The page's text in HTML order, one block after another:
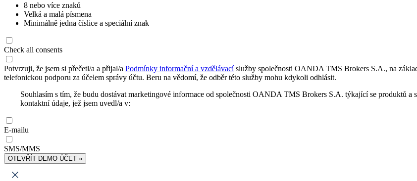
8 nebo více znaků
Velká a malá písmena
Minimálně jedna číslice a speciální znak
Check all consents
Potvrzuji, že jsem si přečetl/a a přijal/a Podmínky informační a vzdělávacíslužby společnosti OANDA TMS Brokers S.A., na
telefonickou podporu za účelem správy účtu. Beru na vědomí, že odběr této služby mohu kdykoli odhlásit.
Souhlasím s tím, že budu dostávat marketingové informace od společnosti OANDA TMS Brokers S.A. týkající se produktů a
kontaktní údaje, jež jsem uvedl/a v:
E-mailu
SMS/MMS
OTEVŘÍT DEMO ÚČET »